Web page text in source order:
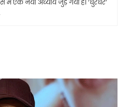
में एक नया अध्याय जुड़ गया है। ‘धुरंधर’